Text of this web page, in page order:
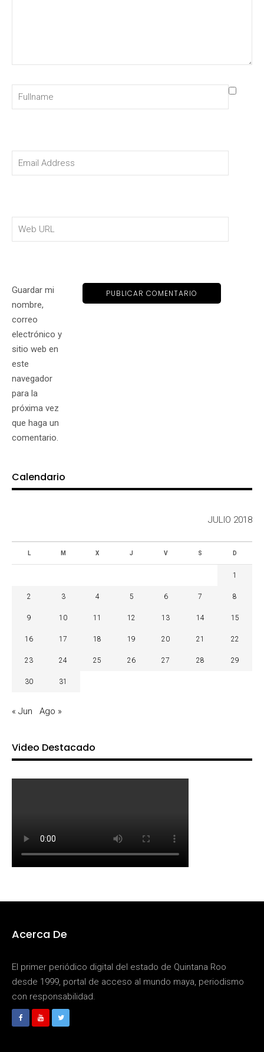
Guardar mi
nombre,
correo
electrónico y
sitio web en
este
navegador
para la
próxima vez
que haga un
comentario.
Calendario
JULIO 2018
L M X J V S D
1
2 3 4 5 6 7 8
9 10 11 12 13 14 15
16 17 18 19 20 21 22
23 24 25 26 27 28 29
30 31
« Jun Ago »
Video Destacado
Acerca De
El primer periódico digital del estado de Quintana Roo
desde 1999, portal de acceso al mundo maya, periodismo
con responsabilidad.